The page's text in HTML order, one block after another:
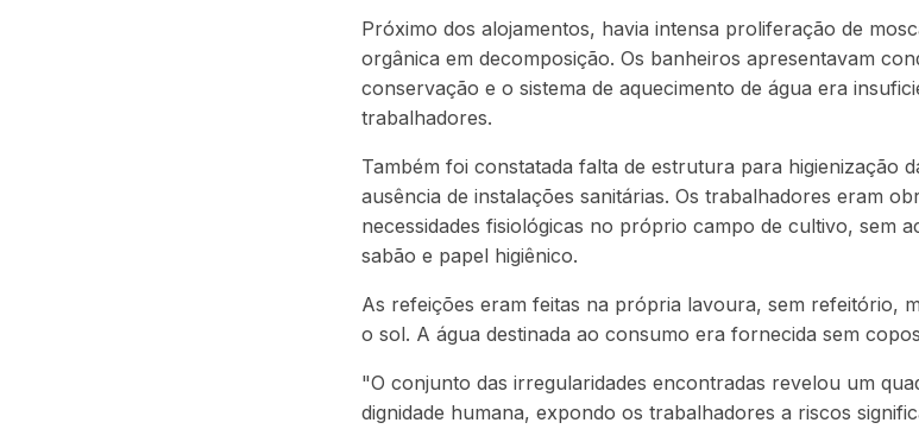
Próximo dos alojamentos, havia intensa proliferação de
orgânica em decomposição. Os banheiros apresentavam
conservação e o sistema de aquecimento de água era
trabalhadores.
Também foi constatada falta de estrutura para higienização
ausência de instalações sanitárias. Os trabalhadores eram
necessidades fisiológicas no próprio campo de cultivo, sem
sabão e papel higiênico.
As refeições eram feitas na própria lavoura, sem refeitório,
o sol. A água destinada ao consumo era fornecida sem
"O conjunto das irregularidades encontradas revelou um
dignidade humana, expondo os trabalhadores a riscos